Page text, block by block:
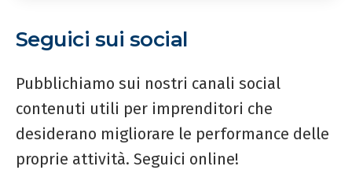
Seguici sui social
Pubblichiamo sui nostri canali social
contenuti utili per imprenditori che
desiderano migliorare le performance delle
proprie attività. Seguici online!